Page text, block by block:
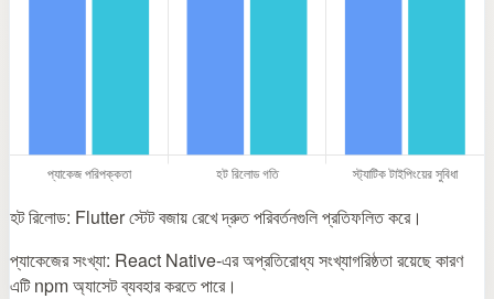
হট রিলোড: Flutter স্টেট বজায় রেখে দ্রুত পরিবর্তনগুলি প্রতিফলিত করে।
প্যাকেজের সংখ্যা: React Native-এর অপ্রতিরোধ্য সংখ্যাগরিষ্ঠতা রয়েছে কারণ
এটি npm অ্যাসেট ব্যবহার করতে পারে।